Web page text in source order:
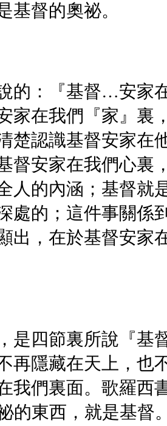
基督的奧祕。
的：『基督…安家
在我們『家』裏
認識基督安家在
督安家在我們心裏
人的內涵；基督就
處的；這件事關係
，在於基督安家
是四節裏所說『基
再隱藏在天上，也
我們裏面。歌羅西
東西，就是基督